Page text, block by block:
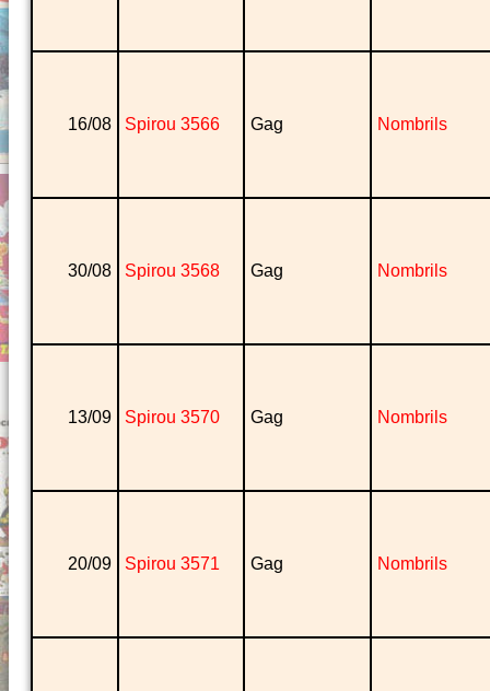
16/08 Spirou 3566 Gag Nombrils
30/08 Spirou 3568 Gag Nombrils
13/09 Spirou 3570 Gag Nombrils
20/09 Spirou 3571 Gag Nombrils